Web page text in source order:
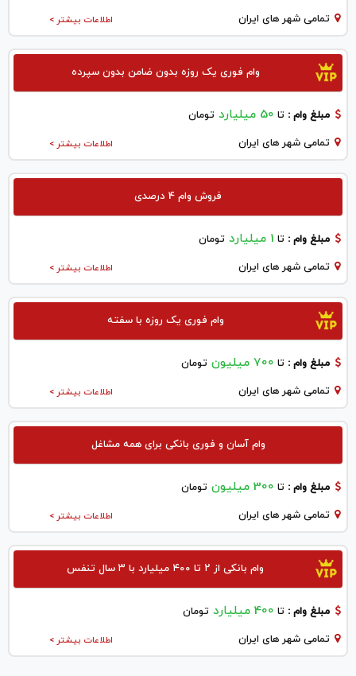
اطلاعات بیشتر > تمامی شهر های ایران
وام فوری یک روزه بدون ضامن بدون سپرده
مبلغ وام : تا 50 میلیارد تومان
اطلاعات بیشتر > تمامی شهر های ایران
فروش وام 4 درصدی
مبلغ وام : تا 1 میلیارد تومان
اطلاعات بیشتر > تمامی شهر های ایران
وام فوری یک روزه با سفته
مبلغ وام : تا 700 میلیون تومان
اطلاعات بیشتر > تمامی شهر های ایران
وام آسان و فوری بانکی برای همه مشاغل
مبلغ وام : تا 300 میلیون تومان
اطلاعات بیشتر > تمامی شهر های ایران
وام بانکی از ۲ تا ۴۰۰ میلیارد با ۳ سال تنفس
مبلغ وام : تا 400 میلیارد تومان
اطلاعات بیشتر > تمامی شهر های ایران